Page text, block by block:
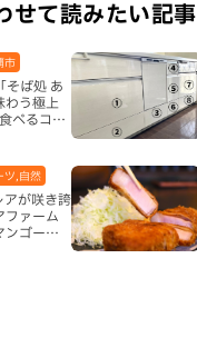
せて読みたい記事
市
そば処 あ
わう極上
べるコー
ツ,自然
が咲き誇
ファーム
ンゴーを